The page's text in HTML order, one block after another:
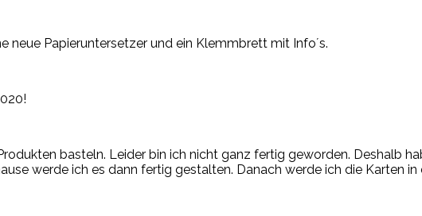
neue Papieruntersetzer und ein Klemmbrett mit Info´s.
basteln. Leider bin ich nicht ganz fertig geworden. Deshalb
werde ich es dann fertig gestalten. Danach werde ich die Karten in